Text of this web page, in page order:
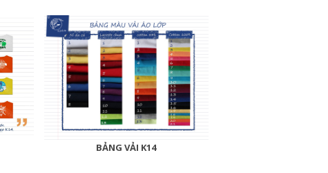
BẢNG VẢI K14